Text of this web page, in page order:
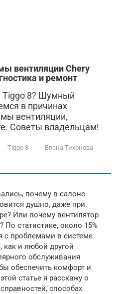
вентиляции Chery
и ремонт
Tiggo 8? Шумный
в причинах
вентиляции,
Советы владельцам!
Tiggo 8 Елена Тихонова
почему в салоне
душно, даже при
Или почему вентилятор
статистике, около 15%
с проблемами в системе
как и любой другой
обслуживания
обеспечить комфорт и
статье я расскажу о
способах